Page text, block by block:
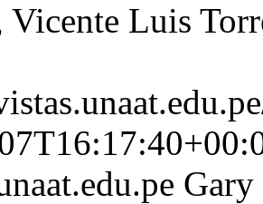
Vicente Luis
Gary